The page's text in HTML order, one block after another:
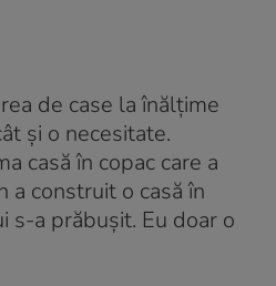
de case la înălțime
și o necesitate.
casă în copac care a
a construit o casă în
s-a prăbușit. Eu doar o